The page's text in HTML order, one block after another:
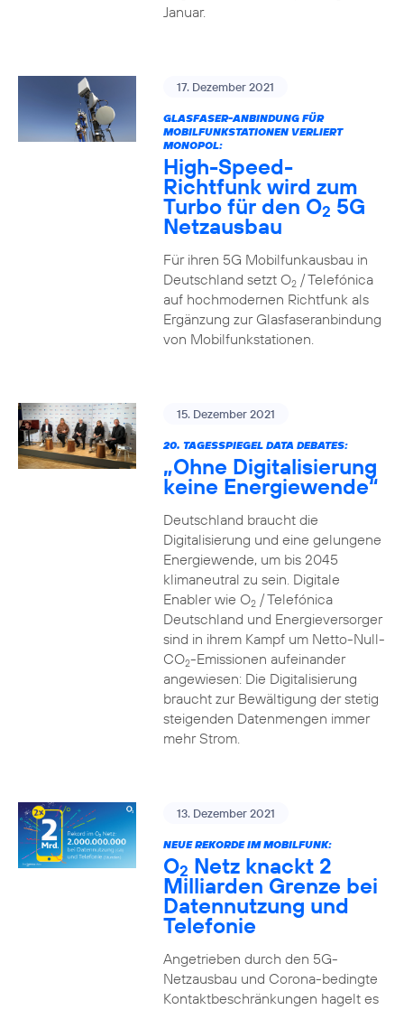
Januar.
17. Dezember 2021
GLASFASER-ANBINDUNG FÜR
MOBILFUNKSTATIONEN VERLIERT
MONOPOL:
High-Speed-
Richtfunk wird zum
Turbo für den O2 5G
Netzausbau
Für ihren 5G Mobilfunkausbau in
Deutschland setzt O2/ Telefónica
auf hochmodernen Richtfunk als
Ergänzung zur Glasfaseranbindung
von Mobilfunkstationen.
15. Dezember 2021
20. TAGESSPIEGEL DATA DEBATES:
„Ohne Digitalisierung
keine Energiewende“
Deutschland braucht die
Digitalisierung und eine gelungene
Energiewende, um bis 2045
klimaneutral zu sein. Digitale
Enabler wie O2/ Telefónica
Deutschland und Energieversorger
sind in ihrem Kampf um Netto-Null-
CO2-Emissionen aufeinander
angewiesen: Die Digitalisierung
braucht zur Bewältigung der stetig
steigenden Datenmengen immer
mehr Strom.
13. Dezember 2021
NEUE REKORDE IM MOBILFUNK:
O2 Netz knackt 2
Milliarden Grenze bei
Datennutzung und
Telefonie
Angetrieben durch den 5G-
Netzausbau und Corona-bedingte
Kontaktbeschränkungen hagelt es